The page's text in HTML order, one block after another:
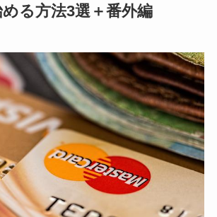
る方法3選＋番外編